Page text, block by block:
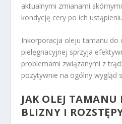
aktualnymi zmianami
kondycję cery po ich
Inkorporacja oleju tamanu do
pielęgnacyjnej sprzyja
problemami związanymi z
pozytywnie na ogólny wygląd
JAK OLEJ
BLIZNY I